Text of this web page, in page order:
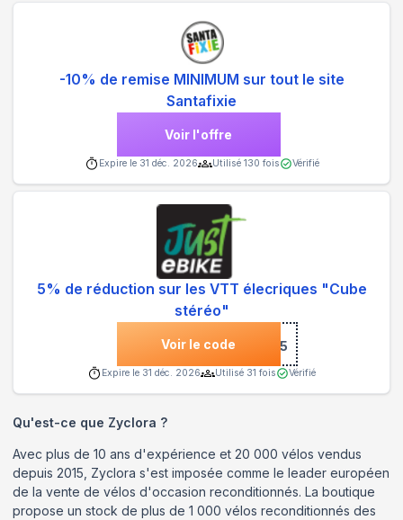
-10% de remise MINIMUM sur tout le site
Santafixie
Voir l'offre
Expire le 31 déc. 2026 Utilisé 130 fois Vérifié
5% de réduction sur les VTT élecriques "Cube
stéréo"
Voir le code***estereo5
Expire le 31 déc. 2026 Utilisé 31 fois Vérifié
Qu'est-ce que Zyclora ?
Avec plus de 10 ans d'expérience et 20 000 vélos vendus
depuis 2015, Zyclora s'est imposée comme le leader européen
de la vente de vélos d'occasion reconditionnés. La boutique
propose un stock de plus de 1 000 vélos reconditionnés des